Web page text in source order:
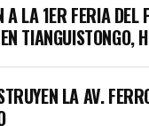
A LA 1ER FERIA DEL
TIANGUISTONGO,
LA AV.